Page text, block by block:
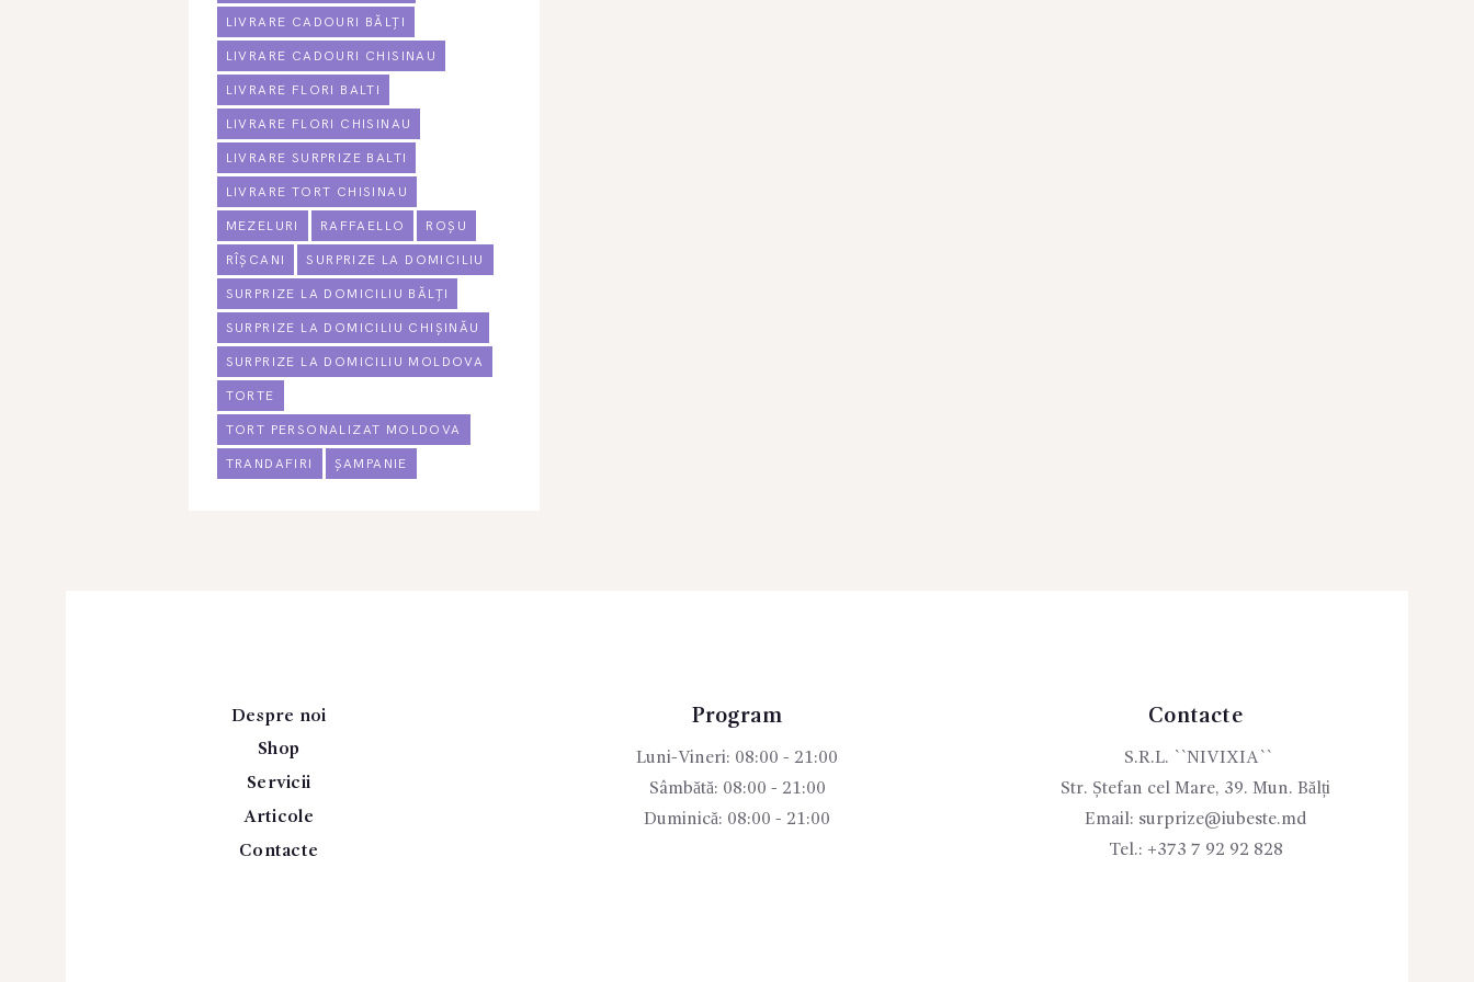
LIVRARE CADOURI BĂLȚI
LIVRARE CADOURI CHISINAU
LIVRARE FLORI BALTI
LIVRARE FLORI CHISINAU
LIVRARE SURPRIZE BALTI
LIVRARE TORT CHISINAU
MEZELURI RAFFAELLO ROȘU
RÎȘCANI SURPRIZE LA DOMICILIU
SURPRIZE LA DOMICILIU BĂLȚI
SURPRIZE LA DOMICILIU CHIȘINĂU
SURPRIZE LA DOMICILIU MOLDOVA
TORTE
TORT PERSONALIZAT MOLDOVA
TRANDAFIRI ȘAMPANIE
Despre noi
Shop
Servicii
Articole
Contacte
Program
Luni-Vineri: 08:00 - 21:00
Sâmbătă: 08:00 - 21:00
Duminică: 08:00 - 21:00
Contacte
S.R.L. ``NIVIXIA``
Str. Ștefan cel Mare, 39. Mun. Bălți
Email: surprize@iubeste.md
Tel.: +373 7 92 92 828